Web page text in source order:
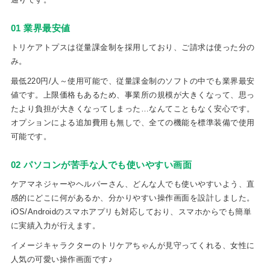
01 業界最安値
トリケアトプスは従量課金制を採用しており、ご請求は使った分の
み。
最低220円/人～使用可能で、従量課金制のソフトの中でも業界最安
値です。上限価格もあるため、事業所の規模が大きくなって、思っ
たより負担が大きくなってしまった…なんてこともなく安心です。
オプションによる追加費用も無しで、全ての機能を標準装備で使用
可能です。
02 パソコンが苦手な人でも使いやすい画面
ケアマネジャーやヘルパーさん、どんな人でも使いやすいよう、直
感的にどこに何があるか、分かりやすい操作画面を設計しました。
iOS/Androidのスマホアプリも対応しており、スマホからでも簡単
に実績入力が行えます。
イメージキャラクターのトリケアちゃんが見守ってくれる、女性に
人気の可愛い操作画面です♪